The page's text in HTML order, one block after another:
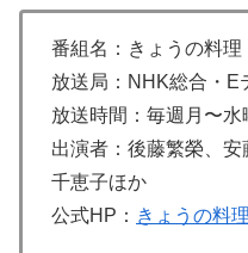
番組名：きょうの料理
放送局：NHK総合・E
放送時間：毎週月〜
出演者：後藤繁榮、
千恵子ほか
公式HP： きょうの料